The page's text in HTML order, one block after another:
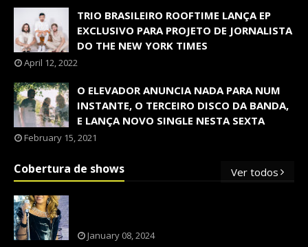
TRIO BRASILEIRO ROOFTIME LANÇA EP
EXCLUSIVO PARA PROJETO DE JORNALISTA
DO THE NEW YORK TIMES
April 12, 2022
O ELEVADOR ANUNCIA NADA PARA NUM
INSTANTE, O TERCEIRO DISCO DA BANDA,
E LANÇA NOVO SINGLE NESTA SEXTA
February 15, 2021
Cobertura de shows Ver todos
January 08, 2024